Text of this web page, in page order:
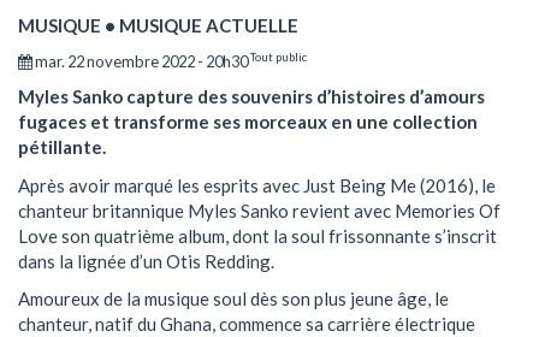
MUSIQUE • MUSIQUE ACTUELLE
mar. 22 novembre 2022 - 20h30Tout public
Myles Sanko capture des souvenirs d’histoires d’amours
fugaces et transforme ses morceaux en une collection
pétillante.
Après avoir marqué les esprits avec Just Being Me (2016), le
chanteur britannique Myles Sanko revient avec Memories Of
Love son quatrième album, dont la soul frissonnante s’inscrit
dans la lignée d’un Otis Redding.
Amoureux de la musique soul dès son plus jeune âge, le
chanteur, natif du Ghana, commence sa carrière électrique